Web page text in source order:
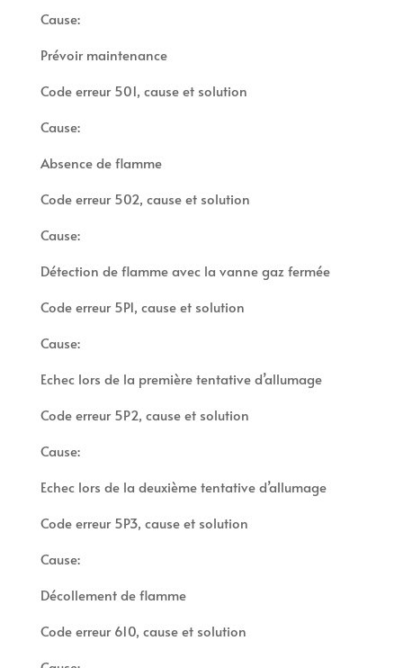
Cause:
Prévoir maintenance
Code erreur 501, cause et solution
Cause:
Absence de flamme
Code erreur 502, cause et solution
Cause:
Détection de flamme avec la vanne gaz fermée
Code erreur 5P1, cause et solution
Cause:
Echec lors de la première tentative d’allumage
Code erreur 5P2, cause et solution
Cause:
Echec lors de la deuxième tentative d’allumage
Code erreur 5P3, cause et solution
Cause:
Décollement de flamme
Code erreur 610, cause et solution